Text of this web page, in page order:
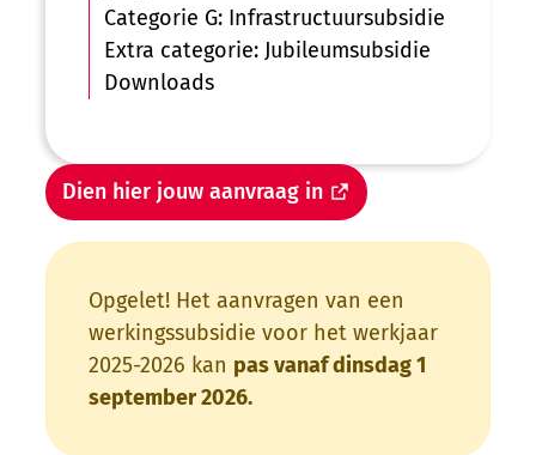
Categorie G: Infrastructuursubsidie
Extra categorie: Jubileumsubsidie
Downloads
Dien hier jouw aanvraag in
Opgelet! Het aanvragen van een
werkingssubsidie voor het werkjaar
2025-2026 kan pas vanaf dinsdag 1
september 2026.